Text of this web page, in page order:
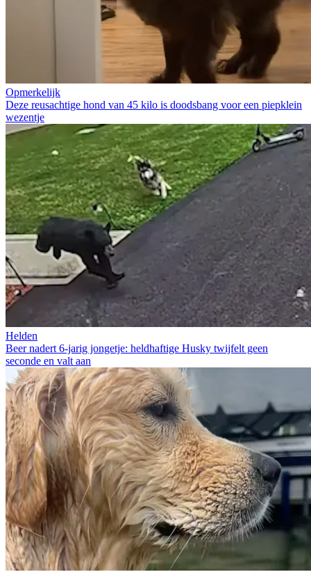
Opmerkelijk
Deze reusachtige hond van 45 kilo is doodsbang voor een piepklein
wezentje
Helden
Beer nadert 6-jarig jongetje: heldhaftige Husky twijfelt geen
seconde en valt aan